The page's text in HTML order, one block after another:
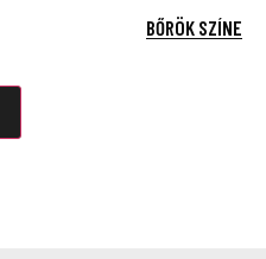
BŐRÖK SZÍNE